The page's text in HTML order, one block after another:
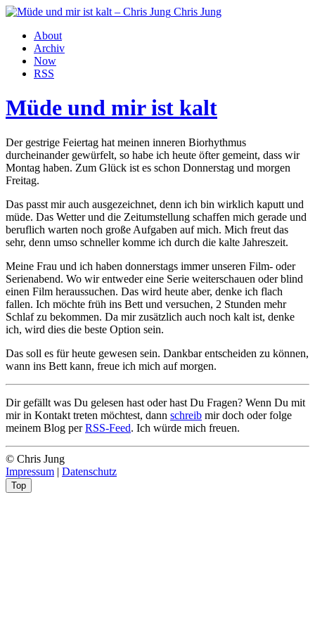
Chris Jung
About
Archiv
Now
RSS
Müde und mir ist kalt
Der gestrige Feiertag hat meinen inneren Biorhythmus
durcheinander gewürfelt, so habe ich heute öfter gemeint, dass wir
Montag haben. Zum Glück ist es schon Donnerstag und morgen
Freitag.
Das passt mir auch ausgezeichnet, denn ich bin wirklich kaputt und
müde. Das Wetter und die Zeitumstellung schaffen mich gerade und
beruflich warten noch große Aufgaben auf mich. Mich freut das
sehr, denn umso schneller komme ich durch die kalte Jahreszeit.
Meine Frau und ich haben donnerstags immer unseren Film- oder
Serienabend. Wo wir entweder eine Serie weiterschauen oder blind
einen Film heraussuchen. Das wird heute aber, denke ich flach
fallen. Ich möchte früh ins Bett und versuchen, 2 Stunden mehr
Schlaf zu bekommen. Da mir zusätzlich auch noch kalt ist, denke
ich, wird dies die beste Option sein.
Das soll es für heute gewesen sein. Dankbar entscheiden zu können,
wann ins Bett kann, freue ich mich auf morgen.
Dir gefällt was Du gelesen hast oder hast Du Fragen? Wenn Du mit
mir in Kontakt treten möchtest, dann schreib mir doch oder folge
meinem Blog perRSS-Feed. Ich würde mich freuen.
© Chris Jung
Impressum | Datenschutz
Top